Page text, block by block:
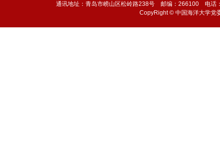
通讯地址：青岛市崂山区松岭路238号 邮编：266100 电
CopyRight © 中国海洋大学党